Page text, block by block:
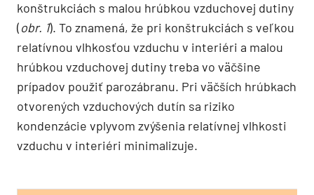
konštrukciách s malou hrúbkou vzduchovej dutiny
(obr. 1). To znamená, že pri konštrukciách s veľkou
relatívnou vlhkosťou vzduchu v interiéri a malou
hrúbkou vzduchovej dutiny treba vo väčšine
prípadov použiť parozábranu. Pri väčších hrúbkach
otvorených vzduchových dutín sa riziko
kondenzácie vplyvom zvýšenia relatívnej vlhkosti
vzduchu v interiéri minimalizuje.